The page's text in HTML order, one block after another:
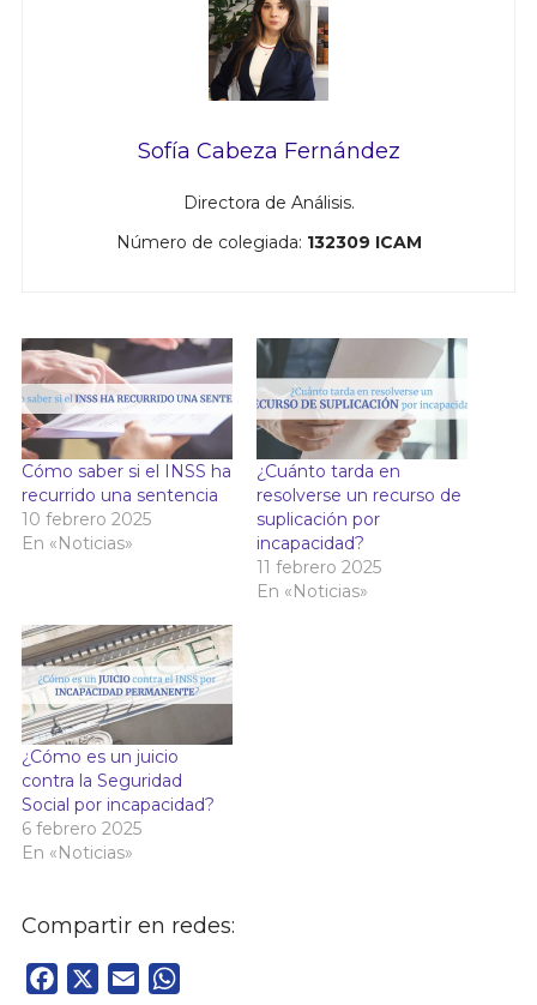
Sofía Cabeza Fernández
Directora de Análisis.
Número de colegiada: 132309 ICAM
Cómo saber si el INSS ha
recurrido una sentencia
10 febrero 2025
En «Noticias»
¿Cuánto tarda en
resolverse un recurso de
suplicación por
incapacidad?
11 febrero 2025
En «Noticias»
¿Cómo es un juicio
contra la Seguridad
Social por incapacidad?
6 febrero 2025
En «Noticias»
Compartir en redes:
Facebook Email